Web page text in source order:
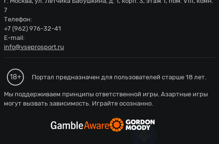
7
Телефон:
+7 (962) 976-32-41
E-mail:
info@vseprosport.ru
18+ Портал предназначен для пользователей старше 18 лет.
Мы поддерживаем принципы ответственной игры. Азартные игры
могут вызвать зависимость. Играйте осознанно.